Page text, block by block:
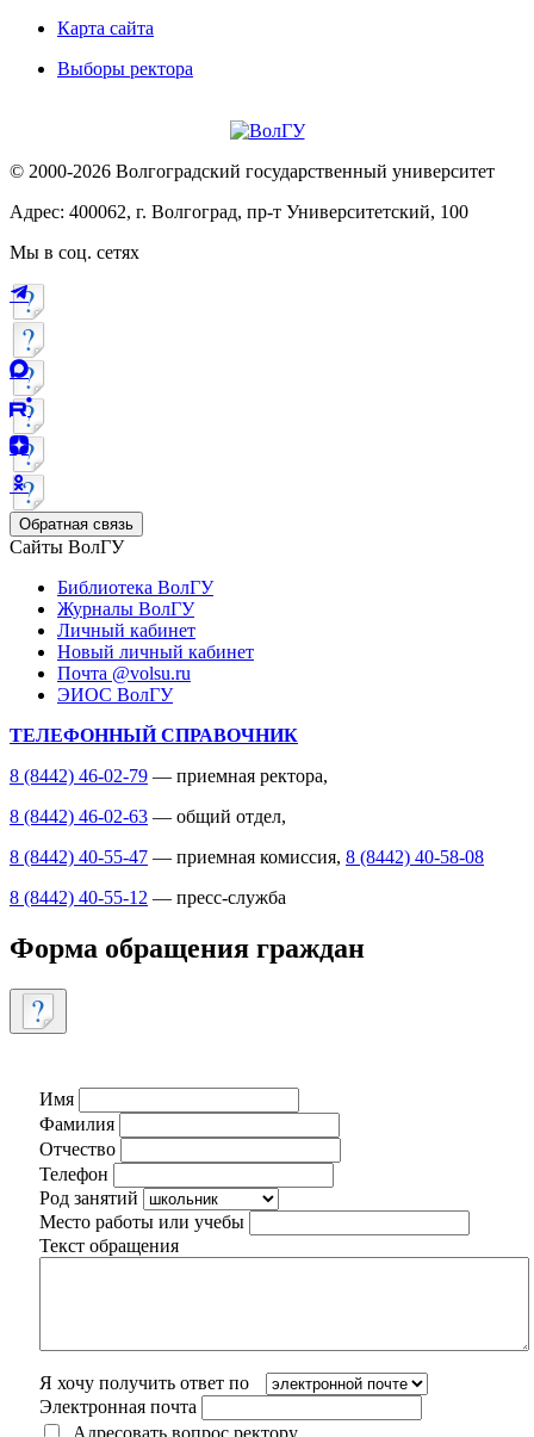
Карта сайта
Выборы ректора
© 2000-2026 Волгоградский государственный университет
Адрес: 400062, г. Волгоград, пр-т Университетский, 100
Мы в соц. сетях
Обратная связь
Сайты ВолГУ
Библиотека ВолГУ
Журналы ВолГУ
Личный кабинет
Новый личный кабинет
Почта @volsu.ru
ЭИОС ВолГУ
ТЕЛЕФОННЫЙ СПРАВОЧНИК
8 (8442) 46-02-79 — приемная ректора,
8 (8442) 46-02-63 — общий отдел,
8 (8442) 40-55-47 — приемная комиссия, 8 (8442) 40-58-08
8 (8442) 40-55-12 — пресс-служба
Форма обращения граждан
Имя
Фамилия
Отчество
Телефон
Род занятий
Место работы или учебы
Текст обращения
Я хочу получить ответ по
Электронная почта